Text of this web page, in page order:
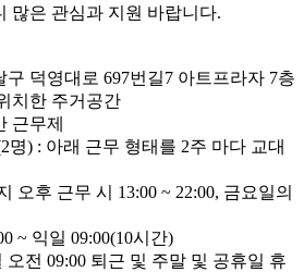
많은 관심과 지원 바랍니다.
덕영대로 697번길7 아트프라자 7층
치한 주거공간
근무제
명) : 아래 근무 형태를 2주 마다 교대
오후 근무 시 13:00 ~ 22:00, 금요일의
~ 익일 09:00(10시간)
전 09:00 퇴근 및 주말 및 공휴일 휴